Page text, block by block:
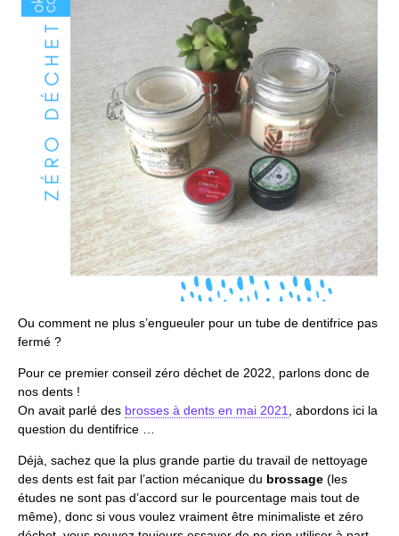
Ou comment ne plus s’engueuler pour un tube de dentifrice pas
fermé ?
Pour ce premier conseil zéro déchet de 2022, parlons donc de
nos dents !
On avait parlé des brosses à dents en mai 2021
, abordons ici la
question du dentifrice …
Déjà, sachez que la plus grande partie du travail de nettoyage
des dents est fait par l’action mécanique du brossage (les
études ne sont pas d’accord sur le pourcentage mais tout de
même), donc si vous voulez vraiment être minimaliste et zéro